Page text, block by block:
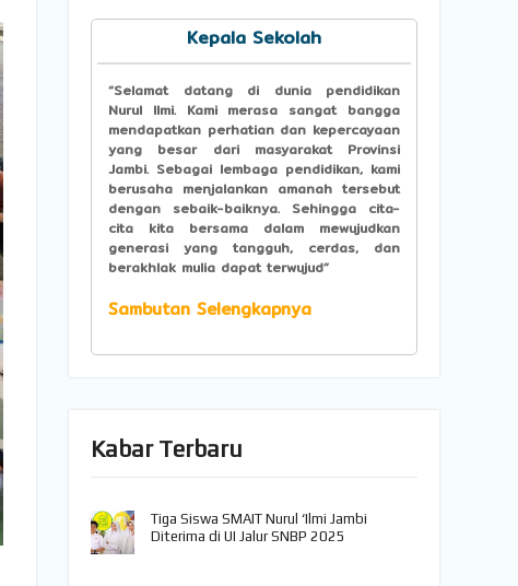
Kepala Sekolah
“Selamat datang di dunia pendidikan
Nurul llmi. Kami merasa sangat bangga
mendapatkan perhatian dan kepercayaan
yang besar dari masyarakat Provinsi
Jambi. Sebagai lembaga pendidikan, kami
berusaha menjalankan amanah tersebut
dengan sebaik-baiknya. Sehingga cita-
cita kita bersama dalam mewujudkan
generasi yang tangguh, cerdas, dan
berakhlak mulia dapat terwujud”
Sambutan Selengkapnya
Kabar Terbaru
Tiga Siswa SMAIT Nurul ‘Ilmi Jambi
Diterima di UI Jalur SNBP 2025